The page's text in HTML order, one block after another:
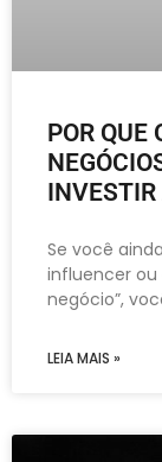
POR QUE
Se você
influencer ou
negócio”,
LEIA MAIS »